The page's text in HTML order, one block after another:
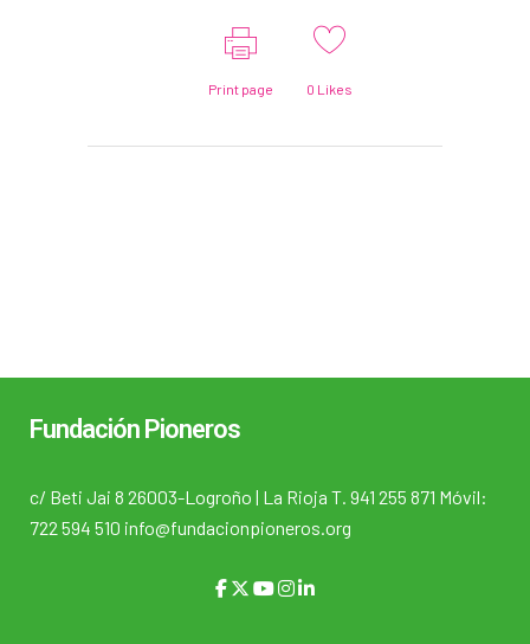
Print page 0 Likes
Fundación Pioneros
c/ Beti Jai 8 26003-Logroño | La Rioja T. 941 255 871 Móvil:
722 594 510 info@fundacionpioneros.org